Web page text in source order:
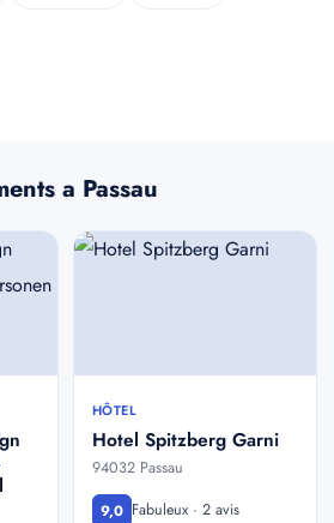
a Passau
HÔTEL
Hotel Spitzberg Garni
94032 Passau
9,0 Fabuleux · 2 avis